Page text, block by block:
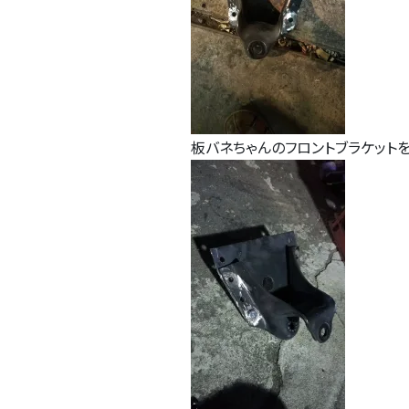
板バネちゃんのフロントブラケット